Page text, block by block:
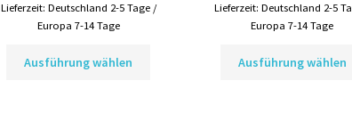
Lieferzeit: Deutschland 2-5 Tage /
Europa 7-14 Tage
Ausführung wählen
Lieferzeit:Deutschland 2-5
Europa 7-14 Tage
Ausführung wählen